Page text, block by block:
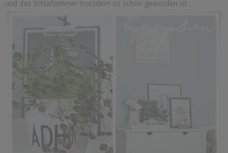
und das Schlafzimmer trotzdem so schön geworden ist.